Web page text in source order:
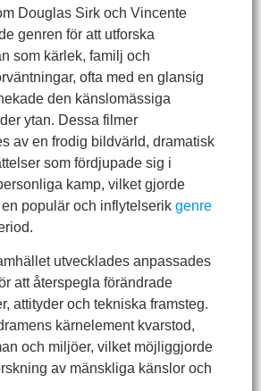
Douglas Sirk och Vincente
genren för att utforska
som kärlek, familj och
ofta med en glansig
den känslomässiga
ytan. Dessa filmer
av en frodig bildvärld, dramatisk
som fördjupade sig i
kamp, vilket gjorde
populär och inflytelserik genre
utvecklades anpassades
att återspegla förändrade
attityder och tekniska framsteg.
kärnelement kvarstod,
och miljöer, vilket möjliggjorde
av mänskliga känslor och